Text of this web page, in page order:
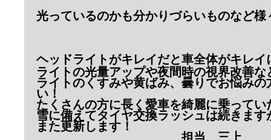
光っているのかも分かりづらいものなど様
ヘッドライトがキレイだと車全体がキレイ
ライトの光量アップや夜間時の視界改善
ライトのくすみや黄ばみ、曇りでお悩み
い！
たくさんの方に長く愛車を綺麗に乗って
雪に備えてタイヤ交換ラッシュは続きま
また更新します！
担当 三上